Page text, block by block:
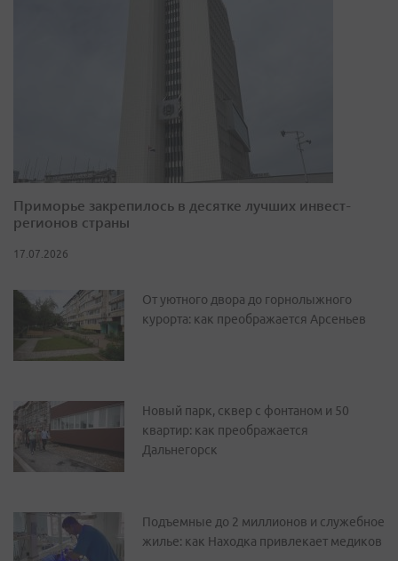
Приморье закрепилось в десятке лучших инвест-
регионов страны
17.07.2026
От уютного двора до горнолыжного
курорта: как преображается Арсеньев
Новый парк, сквер с фонтаном и 50
квартир: как преображается
Дальнегорск
Подъемные до 2 миллионов и служебное
жилье: как Находка привлекает медиков